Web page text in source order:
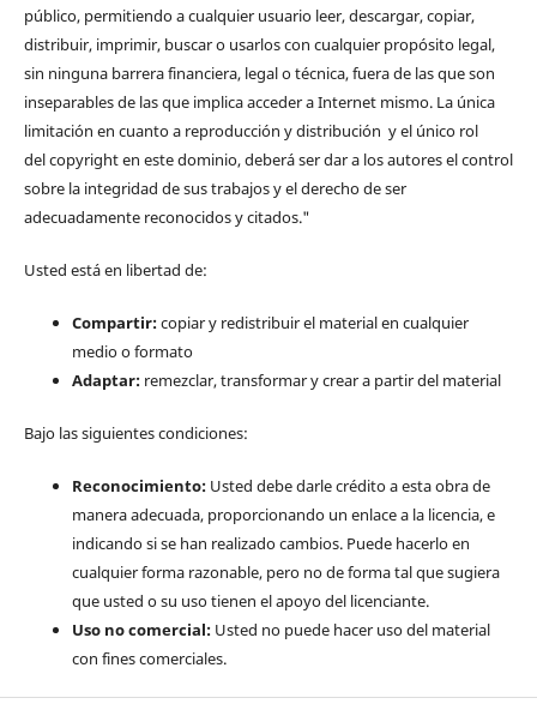
público, permitiendo a cualquier usuario leer, descargar, copiar,
distribuir, imprimir, buscar o usarlos con cualquier propósito legal,
sin ninguna barrera financiera, legal o técnica, fuera de las que son
inseparables de las que implica acceder a Internet mismo. La única
limitación en cuanto a reproducción y distribución y el único rol
del copyright en este dominio, deberá ser dar a los autores el control
sobre la integridad de sus trabajos y el derecho de ser
adecuadamente reconocidos y citados."
Usted está en libertad de:
Compartir:copiar y redistribuir el material en cualquier
medio o formato
Adaptar:remezclar, transformar y crear a partir del material
Bajo las siguientes condiciones:
Reconocimiento:Usted debe darle crédito a esta obra de
manera adecuada, proporcionando un enlace a la licencia, e
indicando si se han realizado cambios. Puede hacerlo en
cualquier forma razonable, pero no de forma tal que sugiera
que usted o su uso tienen el apoyo del licenciante.
Uso no comercial:Usted no puede hacer uso del material
con fines comerciales.